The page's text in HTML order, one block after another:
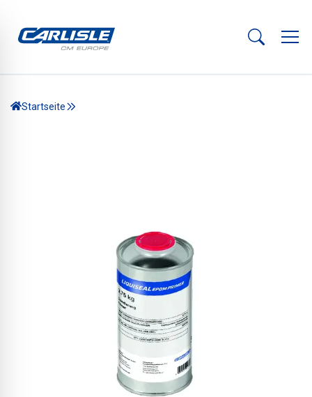
Startseite